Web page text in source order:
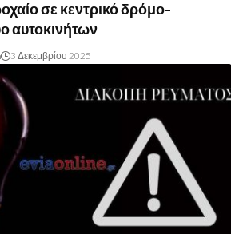
σε κεντρικό δρόμο-
αυτοκινήτων
3 Δεκεμβρίου 2025